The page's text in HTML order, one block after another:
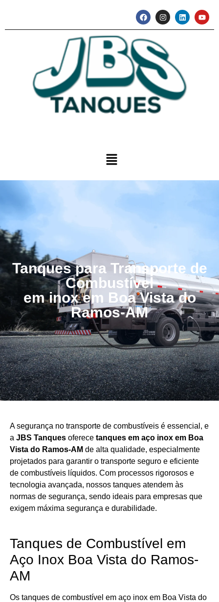
Tanques para Transporte de
Combustível
em inox em Boa Vista do
Ramos-AM
A segurança no transporte de combustíveis é essencial, e
a JBS Tanques oferece tanques em aço inox em Boa
Vista do Ramos-AM de alta qualidade, especialmente
projetados para garantir o transporte seguro e eficiente
de combustíveis líquidos. Com processos rigorosos e
tecnologia avançada, nossos tanques atendem às
normas de segurança, sendo ideais para empresas que
exigem máxima segurança e durabilidade.
Tanques de Combustível em
Aço Inox Boa Vista do Ramos-
AM
Os tanques de combustível em aço inox em Boa Vista do